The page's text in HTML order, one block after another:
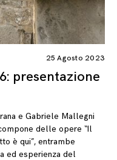
25 Agosto 2023
presentazione
e Gabriele Mallegni
delle opere “Il
è qui”, entrambe
ed esperienza del